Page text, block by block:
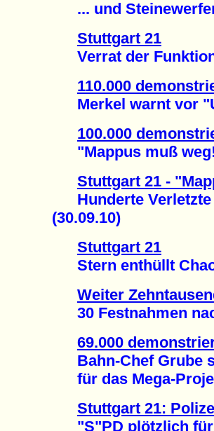
... und Steinewerfer
Stuttgart 21
Verrat der
110.000
Merkel warnt vor
100.000
"Mappus muß
Stuttgart 21 -
Hunderte Verletzte
(30.09.10)
Stuttgart 21
Stern enthüllt
Weiter
30 Festnahmen
69.000
Bahn-Chef Grube
für das Mega-
Stuttgart 21:
"S"PD plötzlich für